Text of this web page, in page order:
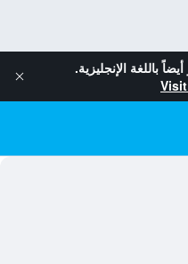
باللغة الإنجليزية.